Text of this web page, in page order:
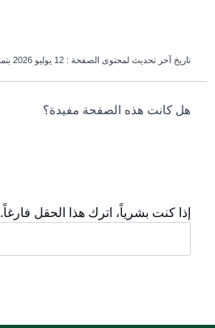
تاريخ آخر تحديث لمحتوى الصفحة : 12 يوليو 2026 بتمام الساعة 09:12 مساءً
survey_v2
هل كانت هذه الصفحة مفيدة؟
إذا كنت بشرياً، اترك هذا الحقل فارغاً.